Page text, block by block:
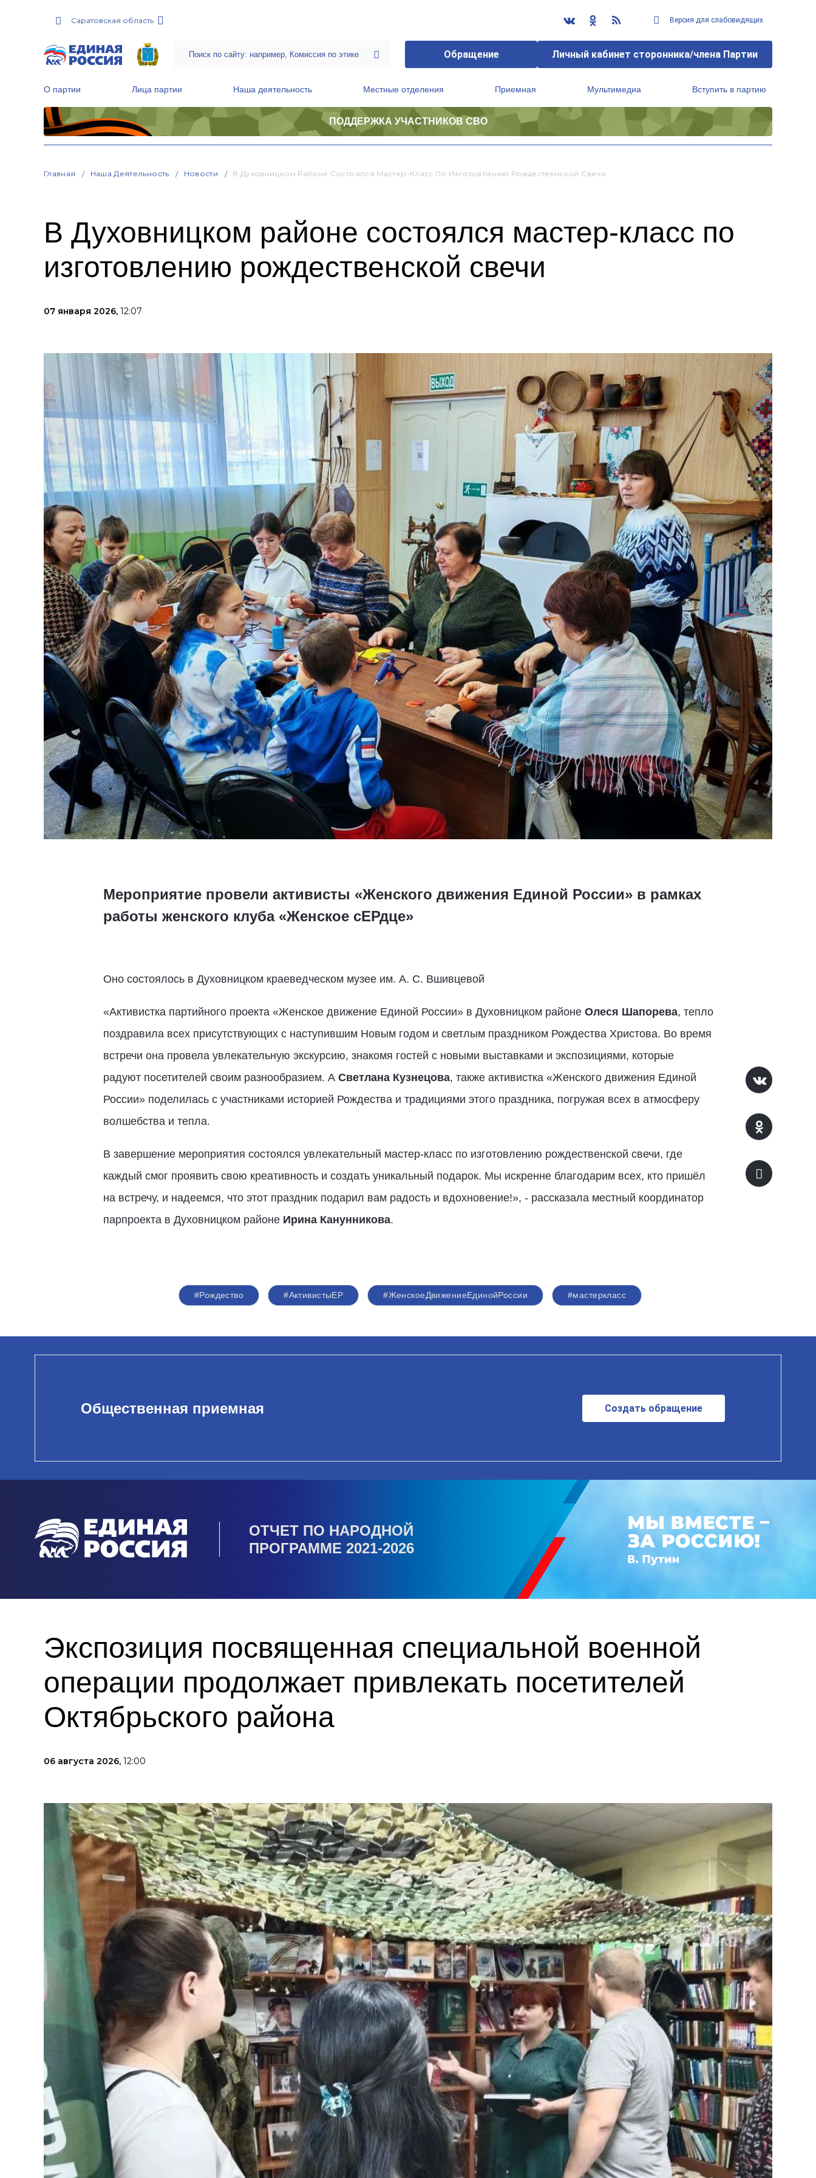
Саратовская область Версия для слабовидящих
Обращение Личный кабинет сторонника/члена Партии
О партии Лица партии Наша деятельность Местные отделения Приемная Мультимедиа Вступить в партию
ПОДДЕРЖКА УЧАСТНИКОВ СВО
Главная Наша Деятельность Новости В Духовницком Районе Состоялся Мастер-Класс По Изготовлению Рождественской Свечи
В Духовницком районе состоялся мастер-класс по
изготовлению рождественской свечи
07 января 2026, 12:07
Мероприятие провели активисты «Женского движения Единой России» в рамках
работы женского клуба «Женское сЕРдце»
Оно состоялось в Духовницком краеведческом музее им. А. С. Вшивцевой
«Активистка партийного проекта «Женское движение Единой России» в Духовницком районе Олеся Шапорева, тепло
поздравила всех присутствующих с наступившим Новым годом и светлым праздником Рождества Христова. Во время
встречи она провела увлекательную экскурсию, знакомя гостей с новыми выставками и экспозициями, которые
радуют посетителей своим разнообразием. А Светлана Кузнецова, также активистка «Женского движения Единой
России» поделилась с участниками историей Рождества и традициями этого праздника, погружая всех в атмосферу
волшебства и тепла.
В завершение мероприятия состоялся увлекательный мастер-класс по изготовлению рождественской свечи, где
каждый смог проявить свою креативность и создать уникальный подарок. Мы искренне благодарим всех, кто пришёл
на встречу, и надеемся, что этот праздник подарил вам радость и вдохновение!», - рассказала местный координатор
парпроекта в Духовницком районе Ирина Канунникова.
#Рождество #АктивистыЕР #ЖенскоеДвижениеЕдинойРоссии #мастеркласс
Общественная приемная Создать обращение
ОТЧЕТ ПО НАРОДНОЙ
ПРОГРАММЕ 2021-2026
Экспозиция посвященная специальной военной
операции продолжает привлекать посетителей
Октябрьского района
06 августа 2026, 12:00